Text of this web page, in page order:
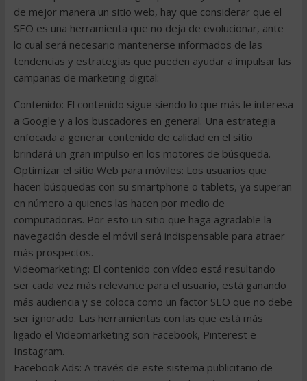
de mejor manera un sitio web, hay que considerar que el
SEO es una herramienta que no deja de evolucionar, ante
lo cual será necesario mantenerse informados de las
tendencias y estrategias que pueden ayudar a impulsar las
campañas de marketing digital:
Contenido: El contenido sigue siendo lo que más le interesa
a Google y a los buscadores en general. Una estrategia
enfocada a generar contenido de calidad en el sitio
brindará un gran impulso en los motores de búsqueda.
Optimizar el sitio Web para móviles: Los usuarios que
hacen búsquedas con su smartphone o tablets, ya superan
en número a quienes las hacen por medio de
computadoras. Por esto un sitio que haga agradable la
navegación desde el móvil será indispensable para atraer
más prospectos.
Videomarketing: El contenido con vídeo está resultando
ser cada vez más relevante para el usuario, está ganando
más audiencia y se coloca como un factor SEO que no debe
ser ignorado. Las herramientas con las que está más
ligado el Videomarketing son Facebook, Pinterest e
Instagram.
Facebook Ads: A través de este sistema publicitario de